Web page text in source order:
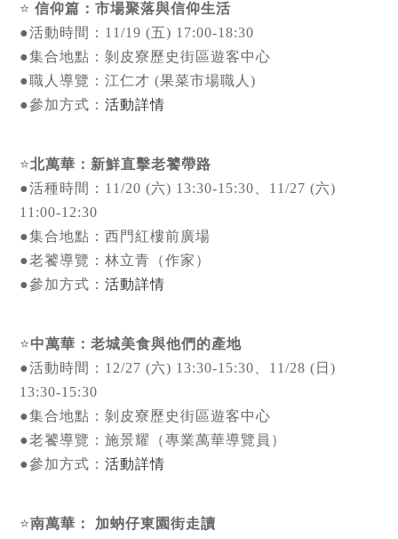
⭐ 信仰篇：市場聚落與信仰生活
●活動時間：11/19 (五) 17:00-18:30
●集合地點：剝皮寮歷史街區遊客中心
●職人導覽：江仁才 (果菜市場職人)
●參加方式：活動詳情
⭐北萬華：新鮮直擊老饕帶路
●活種時間：11/20 (六) 13:30-15:30、11/27 (六)
11:00-12:30
●集合地點：西門紅樓前廣場
●老饕導覽：林立青（作家）
●參加方式：活動詳情
⭐中萬華：老城美食與他們的產地
●活動時間：12/27 (六) 13:30-15:30、11/28 (日)
13:30-15:30
●集合地點：剝皮寮歷史街區遊客中心
●老饕導覽：施景耀（專業萬華導覽員）
●參加方式：活動詳情
⭐南萬華： 加蚋仔東園街走讀